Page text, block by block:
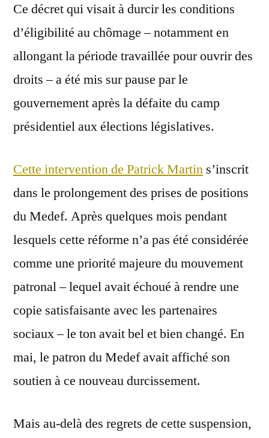
Ce décret qui visait à durcir les conditions
d’éligibilité au chômage – notamment en
allongant la période travaillée pour ouvrir des
droits – a été mis sur pause par le
gouvernement après la défaite du camp
présidentiel aux élections législatives.
Cette intervention de Patrick Martin s’inscrit
dans le prolongement des prises de positions
du Medef. Après quelques mois pendant
lesquels cette réforme n’a pas été considérée
comme une priorité majeure du mouvement
patronal – lequel avait échoué à rendre une
copie satisfaisante avec les partenaires
sociaux – le ton avait bel et bien changé. En
mai, le patron du Medef avait affiché son
soutien à ce nouveau durcissement.
Mais au-delà des regrets de cette suspension,